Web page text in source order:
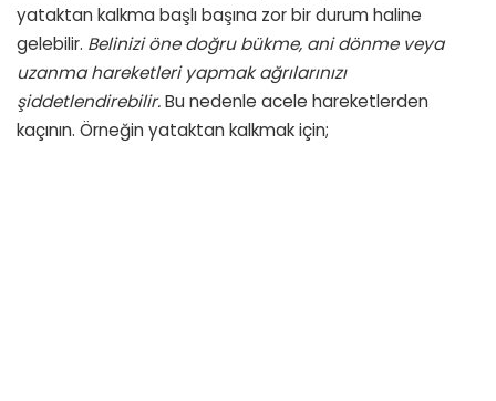
yataktan kalkma başlı başına zor bir durum haline
gelebilir. Belinizi öne doğru bükme, ani dönme veya
uzanma hareketleri yapmak ağrılarınızı
şiddetlendirebilir.Bu nedenle acele hareketlerden
kaçının. Örneğin yataktan kalkmak için;